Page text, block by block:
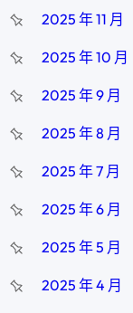
2025 年 11 月
2025 年 10 月
2025 年 9 月
2025 年 8 月
2025 年 7 月
2025 年 6 月
2025 年 5 月
2025 年 4 月